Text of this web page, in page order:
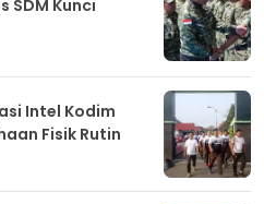
SDM Kunci
Intel Kodim
Fisik Rutin